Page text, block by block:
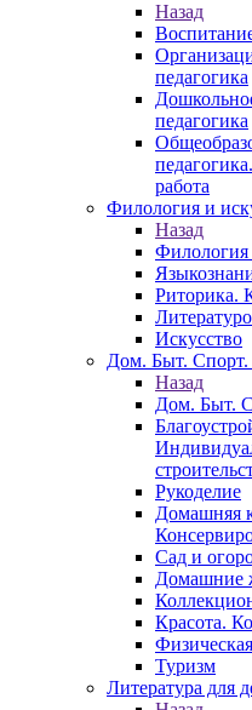
Назад
педагогика
педагогика
работа
Филология и
Назад
Филология
Риторика.
Искусство
Дом. Быт. Спорт.
Назад
Дом. Быт.
Рукоделие
Домашняя
Сад и
Домашние
Красота.
Туризм
Литература для